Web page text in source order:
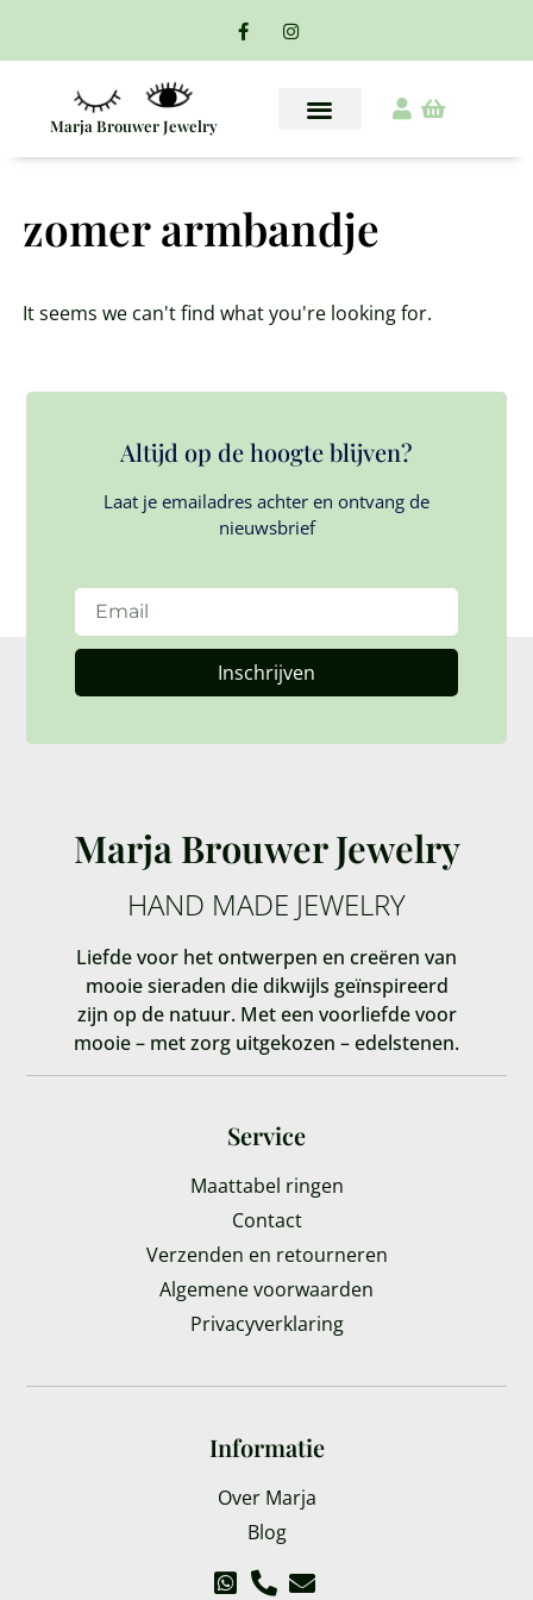
Marja Brouwer Jewelry
zomer armbandje
It seems we can't find what you're looking for.
Altijd op de hoogte blijven?
Laat je emailadres achter en ontvang de
nieuwsbrief
Inschrijven
Marja Brouwer Jewelry
HAND MADE JEWELRY
Liefde voor het ontwerpen en creëren van
mooie sieraden die dikwijls geïnspireerd
zijn op de natuur. Met een voorliefde voor
mooie – met zorg uitgekozen – edelstenen.
Service
Maattabel ringen
Contact
Verzenden en retourneren
Algemene voorwaarden
Privacyverklaring
Informatie
Over Marja
Blog